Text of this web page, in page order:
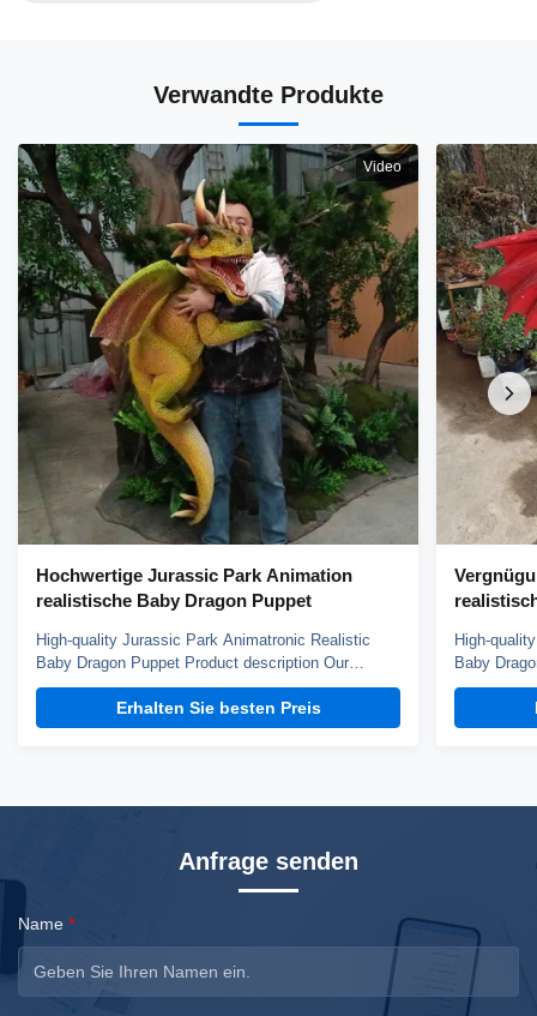
Verwandte Produkte
Video
Hochwertige Jurassic Park Animation
realistische Baby Dragon Puppet
High-quality Jurassic Park Animatronic Realistic
Baby Dragon Puppet Product description Our
dinosaur puppet weights about 3kg, it can blink,
open mouth and roar, control by hand. You can
choose silicone skin or fabric skin, silicone skin is
Erhalten Sie besten Preis
High-
Baby
dinosaur
choose
Anfrage senden
Name *